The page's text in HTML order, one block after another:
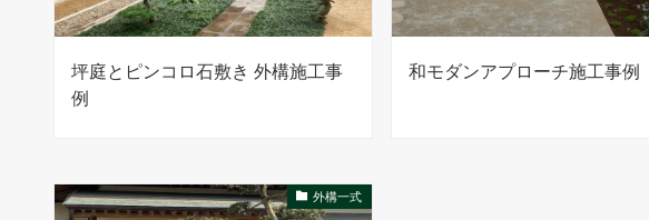
坪庭とピンコロ石敷き 外構施工事
例
和モダンアプローチ施工事例
外構一式